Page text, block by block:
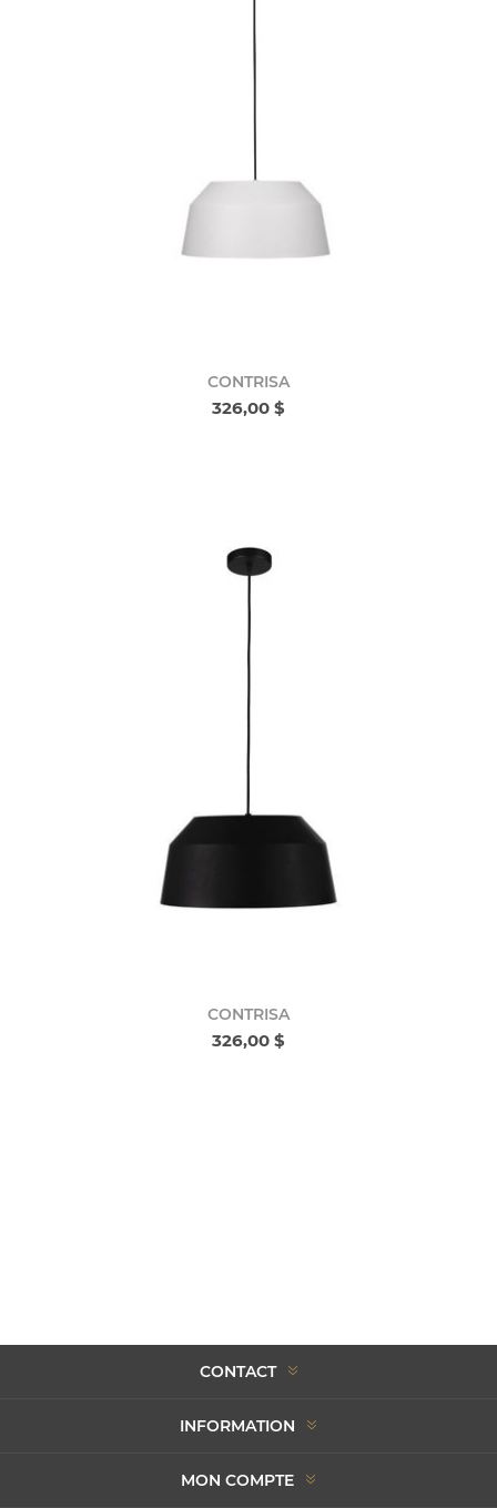
CONTRISA
326,00 $
CONTRISA
326,00 $
CONTACT
INFORMATION
MON COMPTE